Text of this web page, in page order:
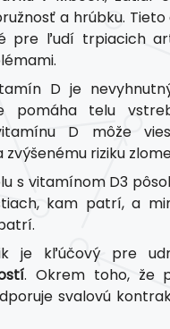
a hrúbku.
pre ľudí trpiacich
D je
pomáha telu
D môže
riziku
s vitamínom D3
kam patrí, a
je kľúčový pre
. Okrem toho, že
svalovú